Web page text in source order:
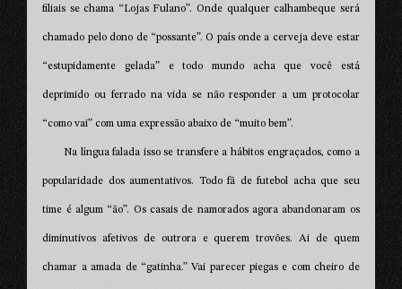
filiais se chama “Lojas Fulano”. Onde qualquer calhambeque será
chamado pelo dono de “possante”. O país onde a cerveja deve estar
“estupidamente gelada” e todo mundo acha que você está
deprimido ou ferrado na vida se não responder a um protocolar
“como vai” com uma expressão abaixo de “muito bem”.
Na língua falada isso se transfere a hábitos engraçados, como a
popularidade dos aumentativos. Todo fã de futebol acha que seu
time é algum “ão”. Os casais de namorados agora abandonaram os
diminutivos afetivos de outrora e querem trovões. Ai de quem
chamar a amada de “gatinha.” Vai parecer piegas e com cheiro de